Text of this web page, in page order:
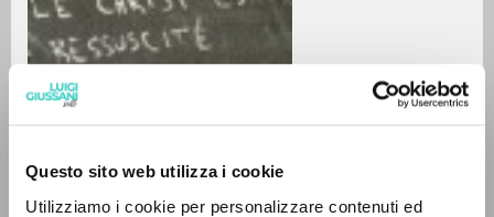
Questo sito web utilizza i cookie
Utilizziamo i cookie per personalizzare contenuti ed